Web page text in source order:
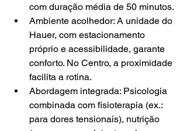
com duração média de 50 minutos.
Ambiente acolhedor: A unidade do
Hauer, com estacionamento
próprio e acessibilidade, garante
conforto. No Centro, a proximidade
facilita a rotina.
Abordagem integrada: Psicologia
combinada com fisioterapia (ex.:
para dores tensionais), nutrição